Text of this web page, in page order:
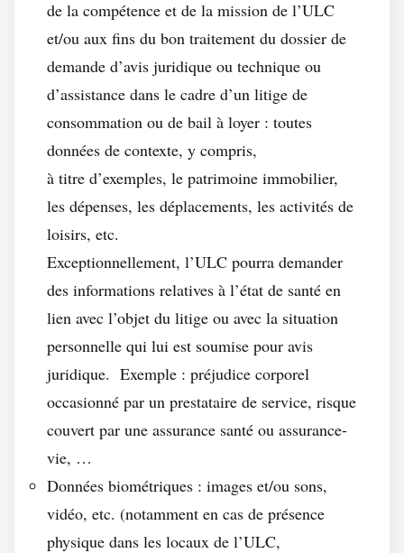
de la compétence et de la mission de l’ULC
et/ou aux fins du bon traitement du dossier de
demande d’avis juridique ou technique ou
d’assistance dans le cadre d’un litige de
consommation ou de bail à loyer : toutes
données de contexte, y compris,
à titre d’exemples, le patrimoine immobilier,
les dépenses, les déplacements, les activités de
loisirs, etc.
Exceptionnellement, l’ULC pourra demander
des informations relatives à l’état de santé en
lien avec l’objet du litige ou avec la situation
personnelle qui lui est soumise pour avis
juridique. Exemple : préjudice corporel
occasionné par un prestataire de service, risque
couvert par une assurance santé ou assurance-
vie, …
Données biométriques : images et/ou sons,
vidéo, etc. (notamment en cas de présence
physique dans les locaux de l’ULC,